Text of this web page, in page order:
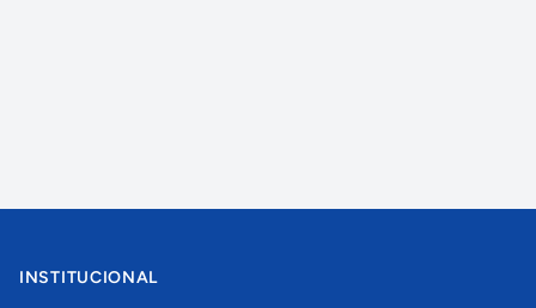
INSTITUCIONAL